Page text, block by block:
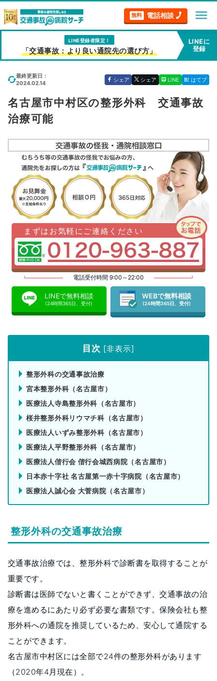
無料 電話相談 menu
LINE登録者限定！
「交通事故：より良い通院先の選び方」
LINEに
登録
最終更新日：
2024.02.14
シェア シェア LINE はてブ
名古屋市中村区の整形外科 交通事故
治療可能
まずはお気軽にご連絡ください
電話受付時間 9:00～22:00
LINEで無料相談
(24時間365日、受付)
WEBで無料相談
(24時間365日、受付)
目次 [非表示]
整形外科の交通事故治療
宮本整形外科（名古屋市）
医療法人寺島整形外科（名古屋市）
桜井整形外科リウマチ科（名古屋市）
医療法人いずみ整形外科（名古屋市）
医療法人平野整形外科（名古屋市）
医療法人偕行会 偕行会城西病院（名古屋市）
日本赤十字社 名古屋第一赤十字病院（名古屋市）
医療法人誠心会 大菅病院（名古屋市）
整形外科の交通事故治療
交通事故治療では、整形外科で診断書を取得することが
重要です。
診断書は医師でないと書くことができず、交通事故の治
療を進めるにあたり必ず必要な書類です。保険会社も整
形外科への通院を推奨しているため、安心して通院する
ことができます。
名古屋市中村区には全部で24件の整形外科があります
（2020年4月現在）。